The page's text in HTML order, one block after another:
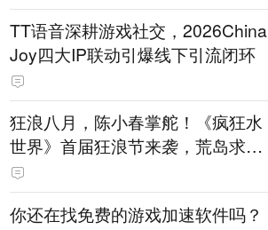
TT语音深耕游戏社交，2026China
Joy四大IP联动引爆线下引流闭环
狂浪八月，陈小春掌舵！《疯狂水
世界》首届狂浪节来袭，荒岛求生
直播即将开启
你还在找免费的游戏加速软件吗？